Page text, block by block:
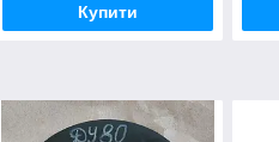
Купити